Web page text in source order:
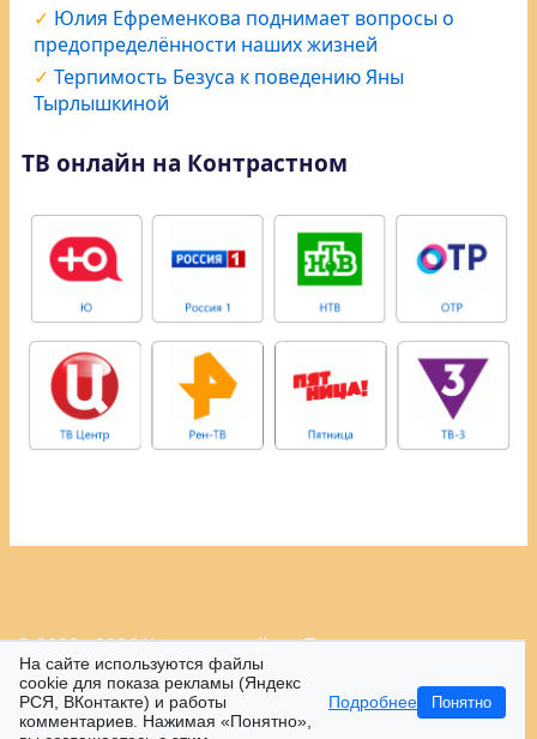
Юлия Ефременкова поднимает вопросы о
предопределённости наших жизней
Терпимость Безуса к поведению Яны
Тырлышкиной
ТВ онлайн на Контрастном
© 2009 - 2026 Контрастный.ру.Политика
конфиденциальности.
16+
На сайте используются файлы
cookie для показа рекламы (Яндекс
РСЯ, ВКонтакте) и работы
комментариев. Нажимая «Понятно»,
Подробнее Понятно